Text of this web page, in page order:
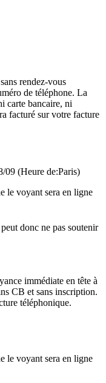
rendez-vous
de téléphone. La
carte bancaire, ni
facturé sur votre facture
09 (Heure de:Paris)
le voyant sera en ligne
donc ne pas soutenir
immédiate en tête à
CB et sans inscription.
téléphonique.
le voyant sera en ligne